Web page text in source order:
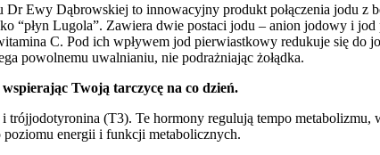
Ewy Dąbrowskiej to innowacyjny produkt połączenia jodu z
“płyn Lugola”. Zawiera dwie postaci jodu – anion jodowy i
C. Pod ich wpływem jod pierwiastkowy redukuje się do
powolnemu uwalnianiu, nie podrażniając żołądka.
Twoją tarczycę na co dzień.
(T3). Te hormony regulują tempo metabolizmu,
energii i funkcji metabolicznych.